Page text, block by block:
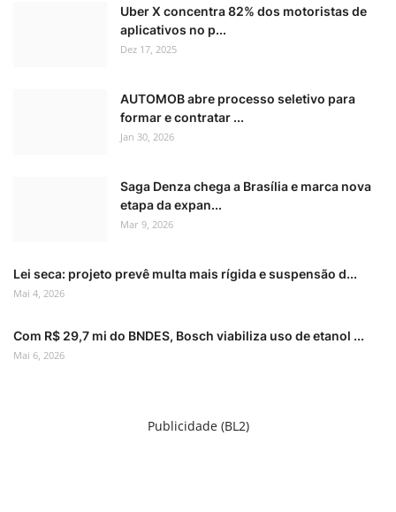
Uber X concentra 82% dos motoristas de
aplicativos no p...
Dez 17, 2025
AUTOMOB abre processo seletivo para
formar e contratar ...
Jan 30, 2026
Saga Denza chega a Brasília e marca nova
etapa da expan...
Mar 9, 2026
Lei seca: projeto prevê multa mais rígida e suspensão d...
Mai 4, 2026
Com R$ 29,7 mi do BNDES, Bosch viabiliza uso de etanol ...
Mai 6, 2026
Publicidade (BL2)